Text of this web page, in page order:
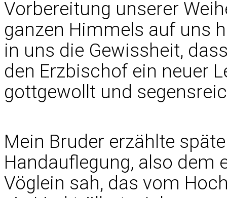
Vorbereitung unserer
ganzen Himmels auf uns
in uns die Gewissheit,
den Erzbischof ein neuer
gottgewollt und
Mein Bruder erzählte
Handauflegung, also dem
Vöglein sah, das vom